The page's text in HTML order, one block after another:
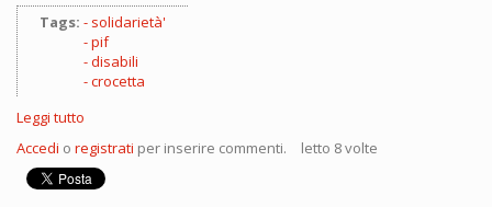
Tags:
solidarietà'
pif
disabili
crocetta
Leggi tutto
da
Nuovo
Comitato
Accedi o registrati per inserire commenti. letto 8 volte